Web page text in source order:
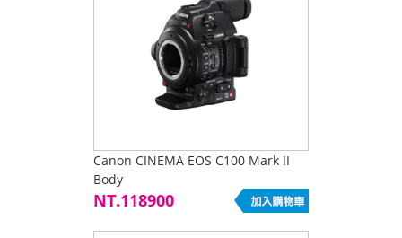
Canon CINEMA EOS C100 Mark II
Body
NT.118900